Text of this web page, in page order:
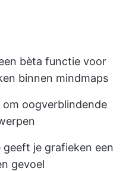
bèta functie voor
binnen mindmaps
oogverblindende
je grafieken een
gevoel